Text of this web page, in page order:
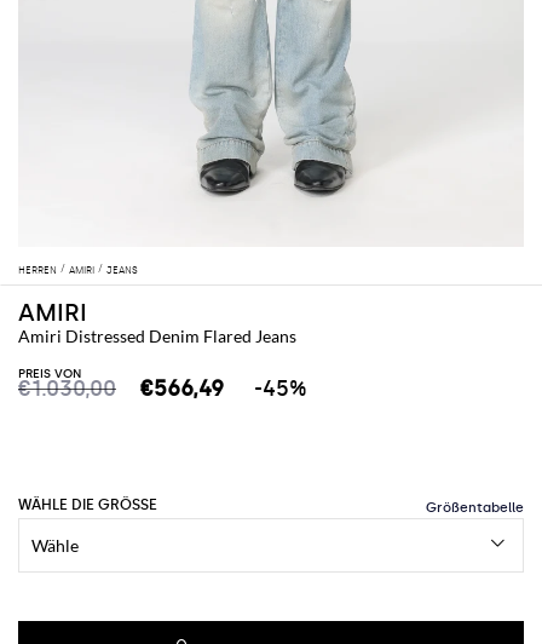
HERREN AMIRI JEANS
AMIRI
Amiri Distressed Denim Flared Jeans
PREIS VON
€1.030,00 €566,49 -45%
WÄHLE DIE GRÖSSE